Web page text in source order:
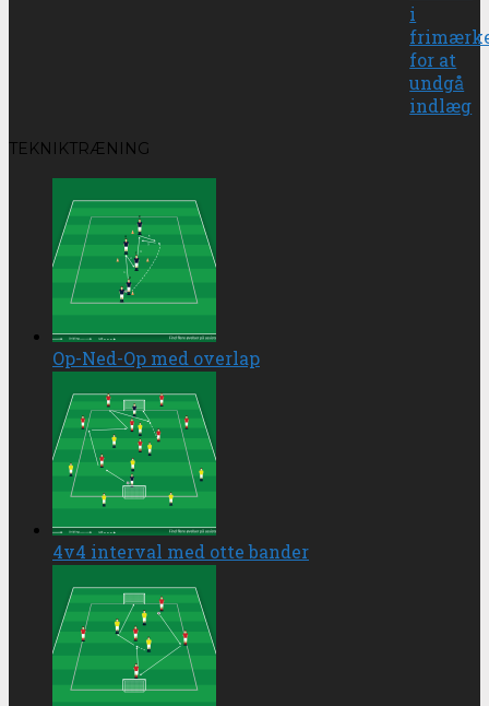
i
for at
undgå
indlæg
TEKNIKTRÆNING
Op-Ned-Op med overlap
4v4 interval med otte bander